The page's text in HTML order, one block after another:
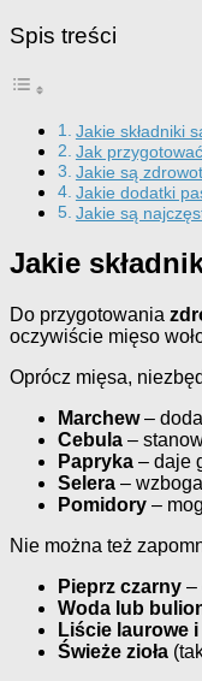
Spis treści
Jakie składniki
Jak
Jakie są
Jakie dodatki
Jakie są
Jakie
Do przygotowania
oczywiście mięso
Oprócz mięsa,
Marchew–
Cebula –
Papryka – daje
Selera –
Pomidory –
Nie można też
Pieprz czarny –
Woda lub
Liście laurowe
Świeże zioła